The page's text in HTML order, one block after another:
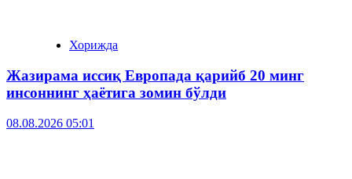
Хорижда
Жазирама иссиқ Европада қарийб 20 минг
инсоннинг ҳаётига зомин бўлди
08.08.2026 05:01